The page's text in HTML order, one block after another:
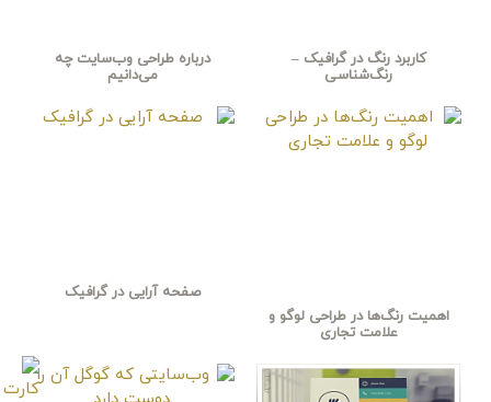
کاربرد رنگ در گرافیک –
رنگ‌شناسی
درباره طراحی وب‌سایت چه
می‌دانیم
اهمیت رنگ‌ها در طراحی لوگو و
علامت تجاری
صفحه آرایی در گرافیک